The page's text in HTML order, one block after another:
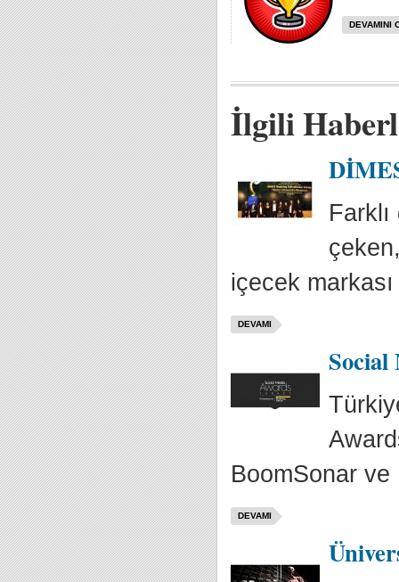
DEVAMINI
İlgili
içecek
DEVAMI
Social
BoomSonar
DEVAMI